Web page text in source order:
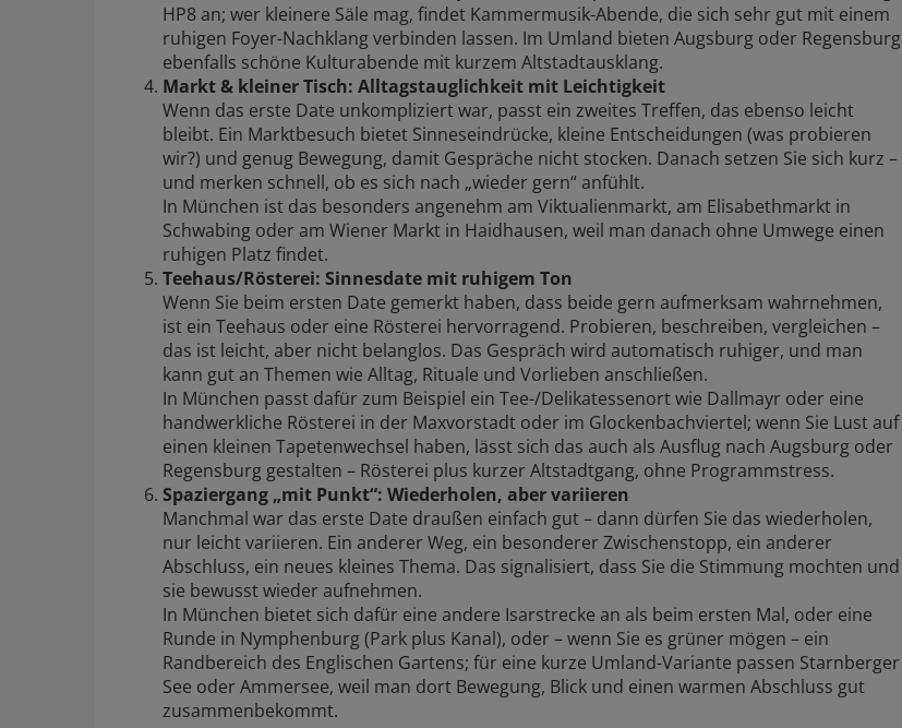
HP8 an; wer kleinere Säle mag, findet Kammermusik-Abende, die sich sehr gut mit einem
ruhigen Foyer-Nachklang verbinden lassen. Im Umland bieten Augsburg oder Regensburg
ebenfalls schöne Kulturabende mit kurzem Altstadtausklang.
Markt & kleiner Tisch: Alltagstauglichkeit mit Leichtigkeit
Wenn das erste Date unkompliziert war, passt ein zweites Treffen, das ebenso leicht
bleibt. Ein Marktbesuch bietet Sinneseindrücke, kleine Entscheidungen (was probieren
wir?) und genug Bewegung, damit Gespräche nicht stocken. Danach setzen Sie sich kurz –
und merken schnell, ob es sich nach „wieder gern“ anfühlt.
In München ist das besonders angenehm am Viktualienmarkt, am Elisabethmarkt in
Schwabing oder am Wiener Markt in Haidhausen, weil man danach ohne Umwege einen
ruhigen Platz findet.
Teehaus/Rösterei: Sinnesdate mit ruhigem Ton
Wenn Sie beim ersten Date gemerkt haben, dass beide gern aufmerksam wahrnehmen,
ist ein Teehaus oder eine Rösterei hervorragend. Probieren, beschreiben, vergleichen –
das ist leicht, aber nicht belanglos. Das Gespräch wird automatisch ruhiger, und man
kann gut an Themen wie Alltag, Rituale und Vorlieben anschließen.
In München passt dafür zum Beispiel ein Tee-/Delikatessenort wie Dallmayr oder eine
handwerkliche Rösterei in der Maxvorstadt oder im Glockenbachviertel; wenn Sie Lust auf
einen kleinen Tapetenwechsel haben, lässt sich das auch als Ausflug nach Augsburg oder
Regensburg gestalten – Rösterei plus kurzer Altstadtgang, ohne Programmstress.
Spaziergang „mit Punkt“: Wiederholen, aber variieren
Manchmal war das erste Date draußen einfach gut – dann dürfen Sie das wiederholen,
nur leicht variieren. Ein anderer Weg, ein besonderer Zwischenstopp, ein anderer
Abschluss, ein neues kleines Thema. Das signalisiert, dass Sie die Stimmung mochten und
sie bewusst wieder aufnehmen.
In München bietet sich dafür eine andere Isarstrecke an als beim ersten Mal, oder eine
Runde in Nymphenburg (Park plus Kanal), oder – wenn Sie es grüner mögen – ein
Randbereich des Englischen Gartens; für eine kurze Umland-Variante passen Starnberger
See oder Ammersee, weil man dort Bewegung, Blick und einen warmen Abschluss gut
zusammenbekommt.